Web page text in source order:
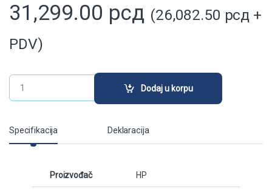
31,299.00 рсд (26,082.50 рсд +
PDV)
HP Toner 508A Magenta (CF363A) quantity
Dodaj u korpu
Specifikacija Deklaracija
Proizvođač HP